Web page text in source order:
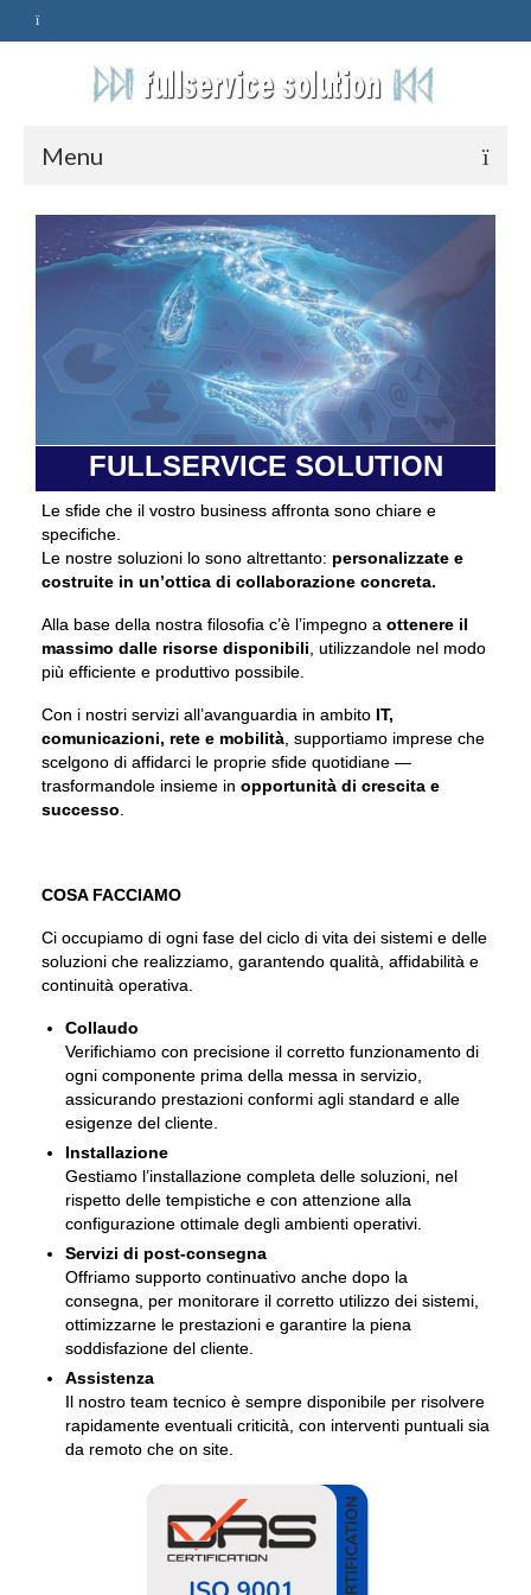
Menu
HOME
SERVIZI
ASSISTENZA
POLITICA
Qualità
PRIVACY
CONTATTI
FULLSERVICE SOLUTION
Le sfide che il vostro business affronta sono chiare e
specifiche.
Le nostre soluzioni lo sono altrettanto: personalizzate e
costruite in un’ottica di collaborazione concreta.
Alla base della nostra filosofia c’è l’impegno a ottenere il
massimo dalle risorse disponibili , utilizzandole nel modo
più efficiente e produttivo possibile.
Con i nostri servizi all’avanguardia in ambito IT,
comunicazioni, rete e mobilità , supportiamo imprese che
scelgono di affidarci le proprie sfide quotidiane —
trasformandole insieme in opportunità di crescita e
successo
COSA FACCIAMO
Ci occupiamo di ogni fase del ciclo di vita dei sistemi e delle
soluzioni che realizziamo, garantendo qualità, affidabilità e
continuità operativa.
Collaudo
Verifichiamo con precisione il corretto funzionamento di
ogni componente prima della messa in servizio,
assicurando prestazioni conformi agli standard e alle
esigenze del cliente.
Installazione
Gestiamo l’installazione completa delle soluzioni, nel
rispetto delle tempistiche e con attenzione alla
configurazione ottimale degli ambienti operativi.
Servizi di post-consegna
Offriamo supporto continuativo anche dopo la
consegna, per monitorare il corretto utilizzo dei sistemi,
ottimizzarne le prestazioni e garantire la piena
soddisfazione del cliente.
Assistenza
Il nostro team tecnico è sempre disponibile per risolvere
rapidamente eventuali criticità, con interventi puntuali sia
da remoto che on site.